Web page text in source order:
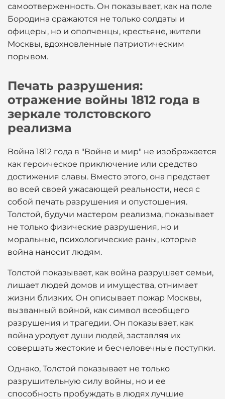
самоотверженность. Он показывает, как на поле
Бородина сражаются не только солдаты и
офицеры, но и ополченцы, крестьяне, жители
Москвы, вдохновленные патриотическим
порывом.
Печать разрушения:
отражение войны 1812 года в
зеркале толстовского
реализма
Война 1812 года в "Войне и мир" не изображается
как героическое приключение или средство
достижения славы. Вместо этого, она предстает
во всей своей ужасающей реальности, неся с
собой печать разрушения и опустошения.
Толстой, будучи мастером реализма, показывает
не только физические разрушения, но и
моральные, психологические раны, которые
война наносит людям.
Толстой показывает, как война разрушает семьи,
лишает людей домов и имущества, отнимает
жизни близких. Он описывает пожар Москвы,
вызванный войной, как символ всеобщего
разрушения и трагедии. Он показывает, как
война уродует души людей, заставляя их
совершать жестокие и бесчеловечные поступки.
Однако, Толстой показывает не только
разрушительную силу войны, но и ее
способность пробуждать в людях лучшие